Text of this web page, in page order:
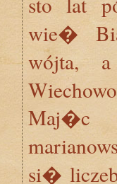
wie�
wójta,
Maj�c
si�